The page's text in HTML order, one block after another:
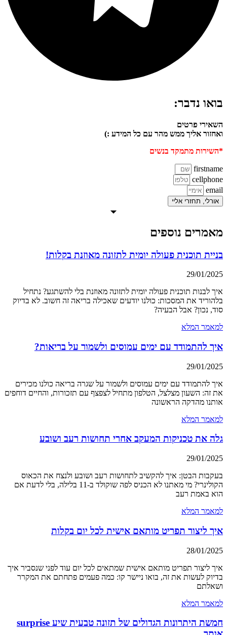
בואו נדבר:
השאירי פרטים
ואחזור אליך ממש מהר עם כל המידע :)
*השירות מתמקד בנשים
firstname
cellphone
email
אורלי, תחזרי אליי
מאמרים נוספים
בניית תוכנית פעולה יומית לתזונה מאוזנת בקלות!
29/01/2025
איך לבנות תוכנית פעולה יומית לתזונה מאוזנת בלי להשתגע? נתחיל
בלהוריד את המסכות: כולנו יודעים שאכילה בריאה זה חשוב. לא בדיוק
סוד, נכון? אבל הבעיה?
למאמר המלא
איך להתמודד עם ימים עמוסים ולשמור על בריאות?
29/01/2025
איך להתמודד עם ימים עמוסים ולשמור על שגרה בריאה כולנו מכירים
את זה: השעון מצלצל, הטלפון מתחיל לצפצף עם תזכורות, והחיים דוחפים
אותנו מהדקה הראשונה
למאמר המלא
גלה את טכניקות המעקב אחרי תחושות רעב ושובע
29/01/2025
בעקבות הבטן: איך להקשיב לתחושות רעב ושובע ולנצח את הכאוס
הקולינרי? מי מאתנו לא הכניס לפה שוקולד ב-11 בלילה, בלי לדעת אם
הוא באמת רעב
למאמר המלא
איך ליצור תפריט מותאם אישית לכל יום בקלות
28/01/2025
איך ליצור תפריט מותאם אישית שמתאים לכל יום עוד לפני שנסביר איך
בדיוק לעשות את זה, בואו ניישר קו: כמה פעמים פתחתם את המקרר
ושאלתם
למאמר המלא
חמשת היתרונות הגדולים של תזונה טבעית שיע surprise